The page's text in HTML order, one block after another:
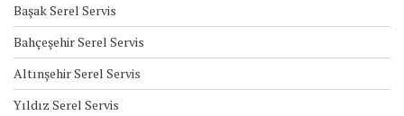
Başak Serel Servis
Bahçeşehir Serel Servis
Altınşehir Serel Servis
Yıldız Serel Servis